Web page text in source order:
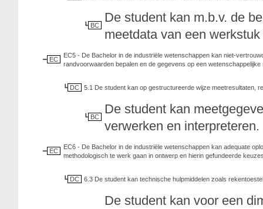
BC
De student kan m.b.v. de
meetdata van een
EC
EC5 - De Bachelor in de industriële wetenschappen kan niet-
randvoorwaarden bepalen en de gegevens op een
DC 5.1 De student kan op gestructureerde wijze meetresultaten,
BC
De student kan
verwerken en interpreteren.
EC
EC6 - De Bachelor in de industriële wetenschappen kan adequate
methodologisch te werk gaan in ontwerp en hierin gefundeerde
DC 6.3 De student kan technische hulpmiddelen zoals
De student kan voor een